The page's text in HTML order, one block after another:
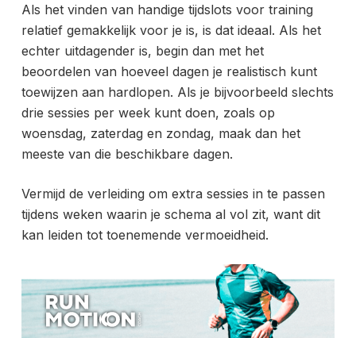
Als het vinden van handige tijdslots voor training
relatief gemakkelijk voor je is, is dat ideaal. Als het
echter uitdagender is, begin dan met het
beoordelen van hoeveel dagen je realistisch kunt
toewijzen aan hardlopen. Als je bijvoorbeeld slechts
drie sessies per week kunt doen, zoals op
woensdag, zaterdag en zondag, maak dan het
meeste van die beschikbare dagen.
Vermijd de verleiding om extra sessies in te passen
tijdens weken waarin je schema al vol zit, want dit
kan leiden tot toenemende vermoeidheid.